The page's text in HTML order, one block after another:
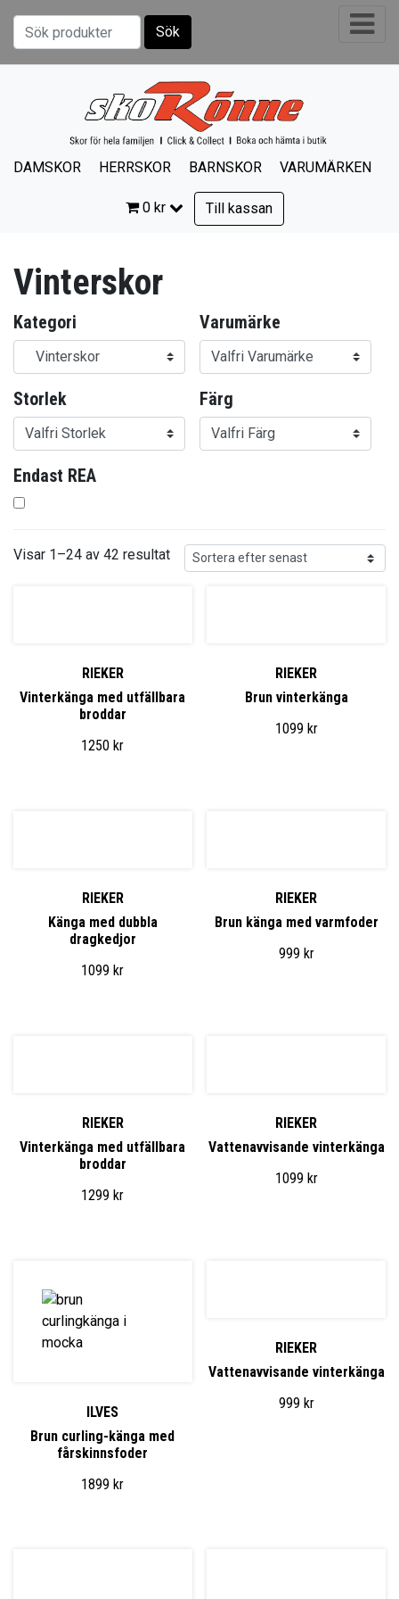
Sök efter:
Sök
DAMSKOR HERRSKOR BARNSKOR VARUMÄRKEN
0 kr Till kassan
Vinterskor
Kategori Varumärke
Storlek Färg
Endast REA
Visar 1–24 av 42 resultat
RIEKER
Vinterkänga med utfällbara
broddar
1250kr
RIEKER
Brun vinterkänga
1099 kr
RIEKER
Känga med dubbla
dragkedjor
1099kr
RIEKER
Brun känga med varmfoder
999 kr
RIEKER
Vinterkänga med utfällbara
broddar
1299kr
RIEKER
Vattenavvisande vinterkänga
1099 kr
ILVES
Brun curling-känga med
fårskinnsfoder
1899kr
RIEKER
Vattenavvisande vinterkänga
999 kr